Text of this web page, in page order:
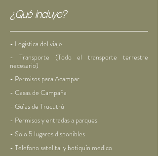
¿Qué incluye?
- Logística del viaje
- Transporte (Todo el transporte terrestre
necesario)
- Permisos para Acampar
- Casas de Campaña
- Guías de Trucutrú
- Permisos y entradas a parques
- Solo 5 lugares disponibles
- Telefono satelital y botiquín medico